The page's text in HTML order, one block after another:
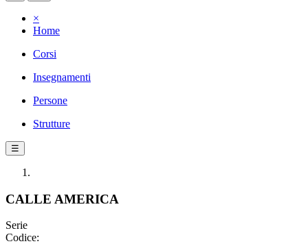
×
Home
Corsi
Insegnamenti
Persone
Strutture
☰
CALLE AMERICA
Serie
Codice: